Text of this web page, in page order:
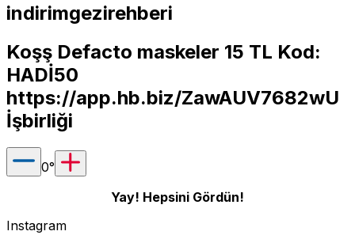
indirimgezirehberi
Koşş Defacto maskeler 15 TL Kod:
HADİ50
https://app.hb.biz/ZawAUV7682wU
İşbirliği
0°
Yay! Hepsini Gördün!
Instagram